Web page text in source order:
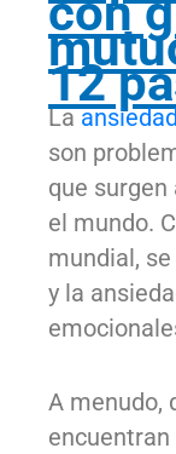
con
12
La
son
que
el mundo.
mundial,
y la
A menudo,
encuentran